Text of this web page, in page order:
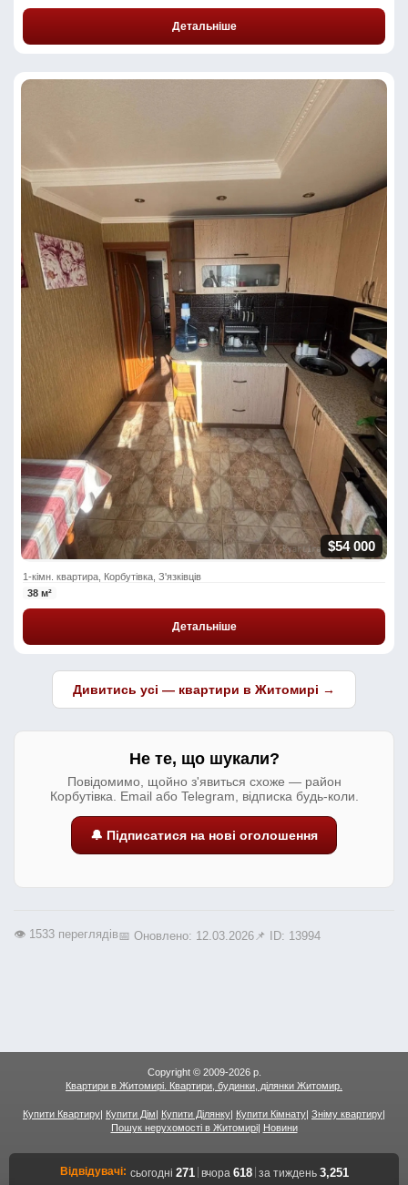
Детальніше
$54 000
1-кімн. квартира, Корбутівка, З'язківців
38 м²
Детальніше
Дивитись усі — квартири в Житомирі →
Не те, що шукали?
Повідомимо, щойно з'явиться схоже — район
Корбутівка. Email або Telegram, відписка будь-коли.
🔔 Підписатися на нові оголошення
👁️ 1533 переглядів📅 Оновлено: 12.03.2026 📌 ID: 13994
Copyright © 2009-2026 р.
Квартири в Житомирі. Квартири, будинки, ділянки Житомир.
Купити Квартиру| Купити Дім| Купити Ділянку| Купити Кімнату| Зніму квартиру|
Пошук нерухомості в Житомирі| Новини
Відвідувачі: сьогодні 271 вчора 618 за тиждень 3,251